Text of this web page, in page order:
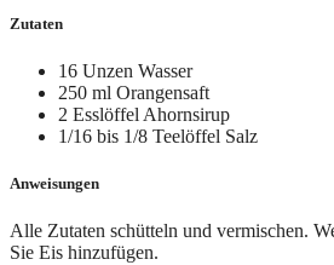
Zutaten
16 Unzen Wasser
250 ml Orangensaft
2 Esslöffel Ahornsirup
1/16 bis 1/8 Teelöffel Salz
Anweisungen
Alle Zutaten schütteln und vermischen.
Sie Eis hinzufügen.